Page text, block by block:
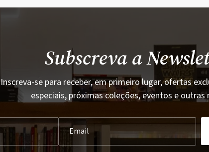
Subscreva a
Inscreva-se para receber, em primeiro lugar, ofertas
especiais, próximas coleções, eventos e outras